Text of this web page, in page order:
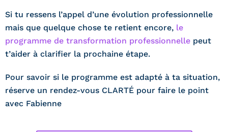
Si tu ressens l’appel d’une évolution professionnelle
mais que quelque chose te retient encore, le
programme de transformation professionnelle peut
t’aider à clarifier la prochaine étape.
Pour savoir si le programme est adapté à ta situation,
réserve un rendez-vous CLARTÉ pour faire le point
avec Fabienne